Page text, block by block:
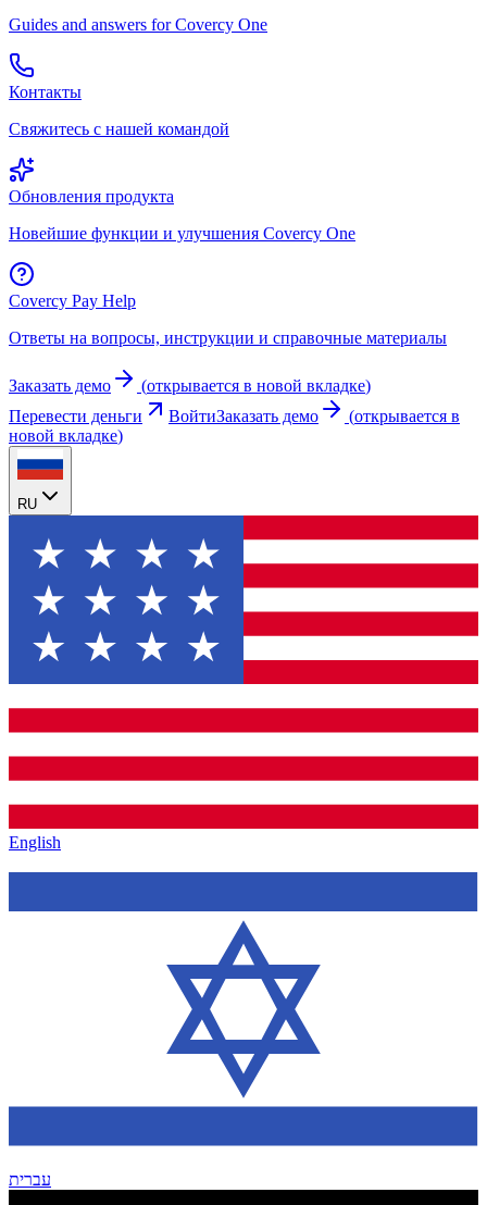
Guides and answers for Covercy One
Контакты
Свяжитесь с нашей командой
Обновления продукта
Новейшие функции и улучшения Covercy One
Covercy Pay Help
Ответы на вопросы, инструкции и справочные материалы
Заказать демо (открывается в новой вкладке)
Перевести деньги
ВойтиЗаказать демо (открывается в
новой вкладке)
RU
English
עברית